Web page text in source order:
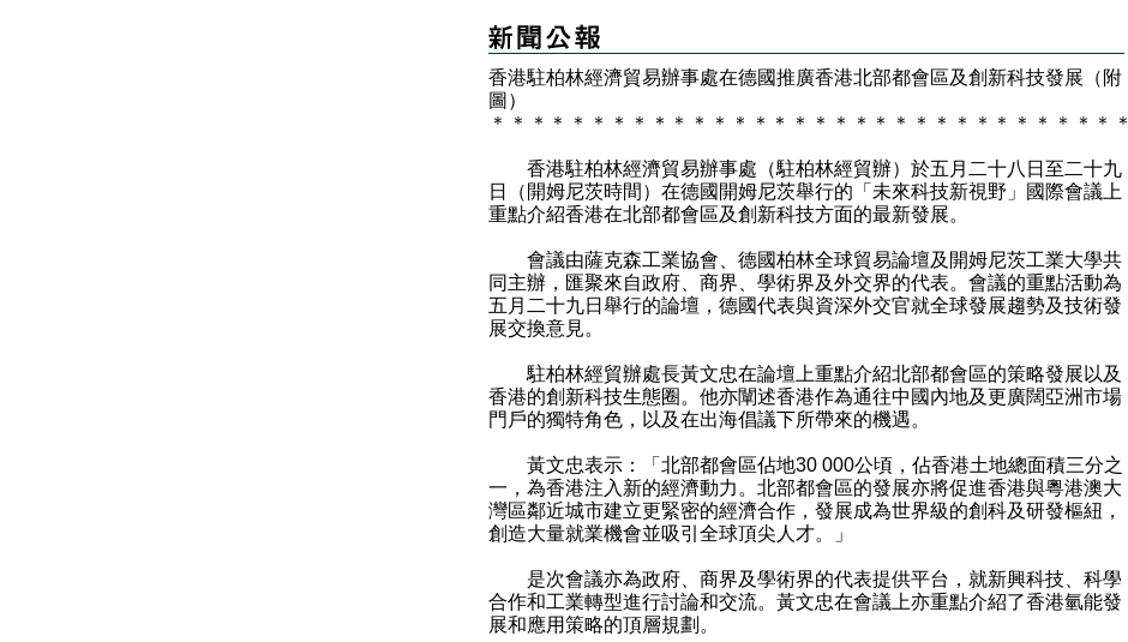
香港駐柏林經濟貿易辦事處在德國推廣香港北部都會區及創新科技發展（附
圖）
＊
＊ ＊ ＊ ＊ ＊ ＊ ＊ ＊ ＊ ＊ ＊ ＊ ＊ ＊ ＊ ＊ ＊ ＊ ＊ ＊ ＊ ＊ ＊ ＊ ＊ ＊ ＊ ＊ ＊ ＊ ＊
香港駐柏林經濟貿易辦事處（駐柏林經貿辦）於五月二十八日至二十九
日（開姆尼茨時間）在德國開姆尼茨舉行的「未來科技新視野」國際會議上
重點介紹香港在北部都會區及創新科技方面的最新發展。
會議由薩克森工業協會、德國柏林全球貿易論壇及開姆尼茨工業大學共
同主辦，匯聚來自政府、商界、學術界及外交界的代表。會議的重點活動為
五月二十九日舉行的論壇，德國代表與資深外交官就全球發展趨勢及技術發
展交換意見。
駐柏林經貿辦處長黃文忠在論壇上重點介紹北部都會區的策略發展以及
香港的創新科技生態圈。他亦闡述香港作為通往中國內地及更廣闊亞洲市場
門戶的獨特角色，以及在出海倡議下所帶來的機遇。
黃文忠表示：「北部都會區佔地30 000公頃，佔香港土地總面積三分之
一，為香港注入新的經濟動力。北部都會區的發展亦將促進香港與粵港澳大
灣區鄰近城市建立更緊密的經濟合作，發展成為世界級的創科及研發樞紐，
創造大量就業機會並吸引全球頂尖人才。」
是次會議亦為政府、商界及學術界的代表提供平台，就新興科技、科學
合作和工業轉型進行討論和交流。黃文忠在會議上亦重點介紹了香港氫能發
展和應用策略的頂層規劃。